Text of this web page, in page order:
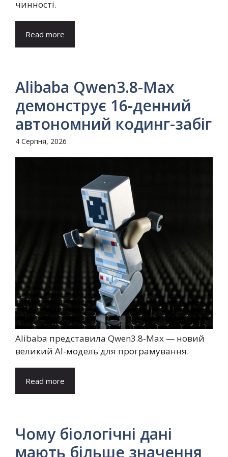
чинності.
Read more
Alibaba Qwen3.8-Max
демонструє 16-денний
автономний кодинг-забіг
4 Серпня, 2026
Alibaba представила Qwen3.8-Max — новий
великий AI-модель для програмування.
Read more
Чому біологічні дані
мають більше значення